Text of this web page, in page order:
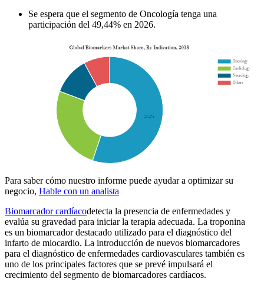
Se espera que el segmento de Oncología tenga una
participación del 49,44% en 2026.
Para saber cómo nuestro informe puede ayudar a optimizar su
negocio, Hable con un analista
Biomarcador cardíacodetecta la presencia de enfermedades y
evalúa su gravedad para iniciar la terapia adecuada. La troponina
es un biomarcador destacado utilizado para el diagnóstico del
infarto de miocardio. La introducción de nuevos biomarcadores
para el diagnóstico de enfermedades cardiovasculares también es
uno de los principales factores que se prevé impulsará el
crecimiento del segmento de biomarcadores cardíacos.